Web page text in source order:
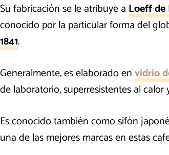
Su fabricación se le atribuye a Loeff
conocido por la particular forma del
1841.
Generalmente, es elaborado envidrio
de laboratorio, superresistentes al
Es conocido también como sifón
una de las mejores marcas en estas